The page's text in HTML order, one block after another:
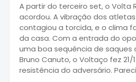
A partir do terceiro set, o Volta
acordou. A vibração dos
contagiou a torcida, e o clima
da casa. Com a entrada do
uma boa sequência de saques
Bruno Canuto, o Voltaço fez 21/
resistência do adversário.